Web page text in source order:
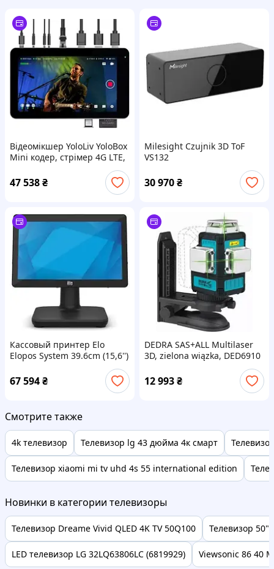
Відеомікшер YoloLiv YoloBox
Mini кодер, стрімер 4G LTE,
рекордер
47 538₴
Milesight Czujnik 3D ToF
VS132
30 970₴
Кассовый принтер Elo
Elopos System 39.6cm (15,6'')
(E440439)
67 594₴
DEDRA SAS+ALL Multilaser
3D, zielona wiązka, DED6910
12 993₴
Смотрите также
4k телевизор Телевизор lg 43 дюйма 4к смарт
Телевизор xiaomi mi tv uhd 4s 55 international edition
Новинки в категории телевизоры
Телевизор Dreame Vivid QLED 4K TV 50Q100 Телевизор 50"
LED телевизор LG 32LQ63806LC (6819929) Viewsonic 86 40